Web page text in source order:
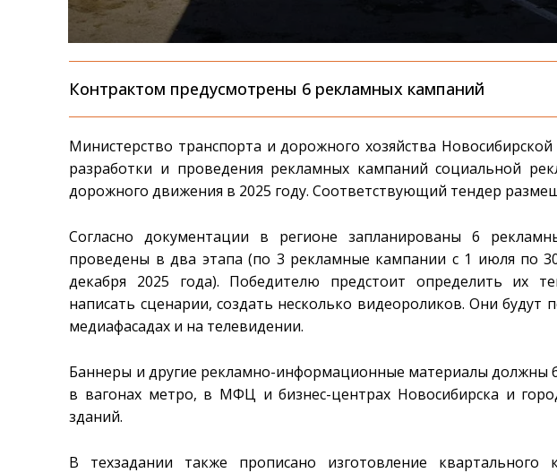
Контрактом предусмотрены 6 рекламных кампаний
Министерство транспорта и дорожного хозяйства
разработки и проведения рекламных кампаний социальной
дорожного движения в 2025 году. Соответствующий тендер
Согласно документации в регионе запланированы 6
проведены в два этапа (по 3 рекламные кампании с 1 июля по
декабря 2025 года). Победителю предстоит определить их
написать сценарии, создать несколько видеороликов. Они будут
медиафасадах и на телевидении.
Баннеры и другие рекламно-информационные материалы должны
в вагонах метро, в МФЦ и бизнес-центрах Новосибирска и
зданий.
В техзадании также прописано изготовление квартального